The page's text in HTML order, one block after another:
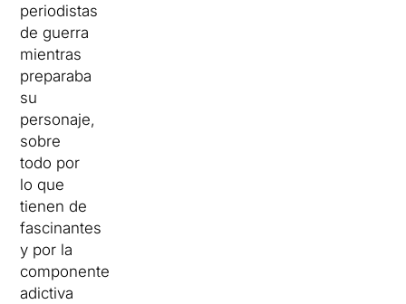
periodistas
de guerra
mientras
preparaba
su
personaje,
sobre
todo por
lo que
tienen de
fascinantes
y por la
componente
adictiva